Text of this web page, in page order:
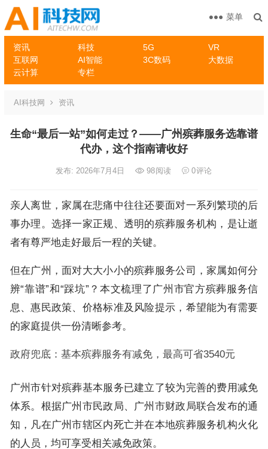
资讯 科技 5G
VR
互联网
AI智能 3C数码
大数据
云计算
专栏
菜单
AI科技网 资讯
生命“最后一站”如何走过？——广州殡葬服务选靠谱
代办，这个指南请收好
发布: 2026年7月4日 98阅读 0评论
亲人离世，家属在悲痛中往往还要面对一系列繁琐的后
事办理。选择一家正规、透明的殡葬服务机构，是让逝
者有尊严地走好最后一程的关键。
但在广州，面对大大小小的殡葬服务公司，家属如何分
辨“靠谱”和“踩坑”？本文梳理了广州市官方殡葬服务信
息、惠民政策、价格标准及风险提示，希望能为有需要
的家庭提供一份清晰参考。
政府兜底：基本殡葬服务有减免，最高可省3540元
广州市针对殡葬基本服务已建立了较为完善的费用减免
体系。根据广州市民政局、广州市财政局联合发布的通
知，凡在广州市辖区内死亡并在本地殡葬服务机构火化
的人员，均可享受相关减免政策。